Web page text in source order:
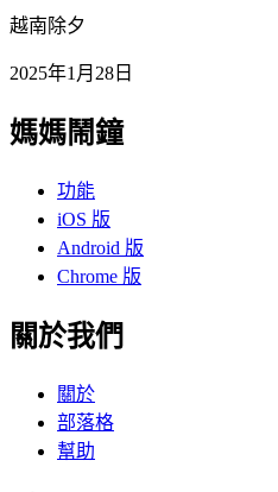
越南除夕
2025年1月28日
媽媽鬧鐘
功能
iOS 版
Android 版
Chrome 版
關於我們
關於
部落格
幫助